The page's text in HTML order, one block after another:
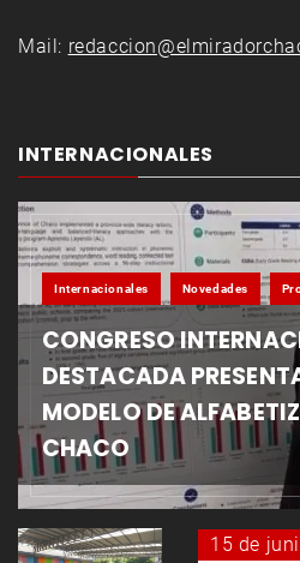
Mail:
INTERNACIONALES
Internacionales Novedades
CONGRESO
DESTACADA
MODELO DE
CHACO
15 de